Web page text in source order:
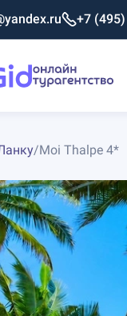
+7
/Moi Thalpe 4*